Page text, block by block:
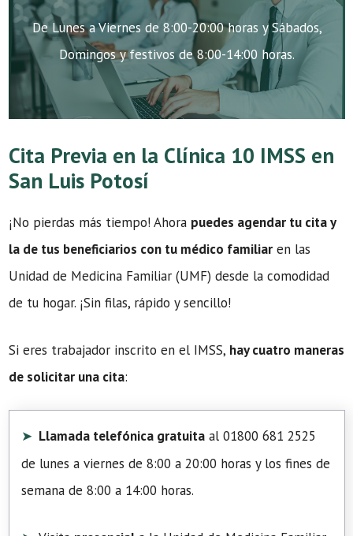
De Lunes a Viernes de 8:00-20:00 horas y Sábados,
Domingos y festivos de 8:00-14:00 horas.
Cita Previa en la Clínica 10 IMSS en
San Luis Potosí
¡No pierdas más tiempo! Ahora puedes agendar tu cita y
la de tus beneficiarios con tu médico familiar en las
Unidad de Medicina Familiar (UMF) desde la comodidad
de tu hogar. ¡Sin filas, rápido y sencillo!
Si eres trabajador inscrito en el IMSS, hay cuatro maneras
de solicitar una cita:
Llamada telefónica gratuita al 01800 681 2525
de lunes a viernes de 8:00 a 20:00 horas y los fines de
semana de 8:00 a 14:00 horas.